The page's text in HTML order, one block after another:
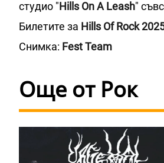
студио "Hills Оn А Leash"
Билетите за Hills Of Rock
Снимка: Fest Team
Още от Рок